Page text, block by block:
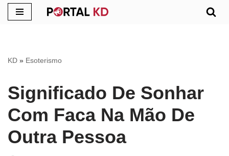
conteúdo
KD » Esoterismo
Significado De Sonhar
Com Faca Na Mão De
Outra Pessoa